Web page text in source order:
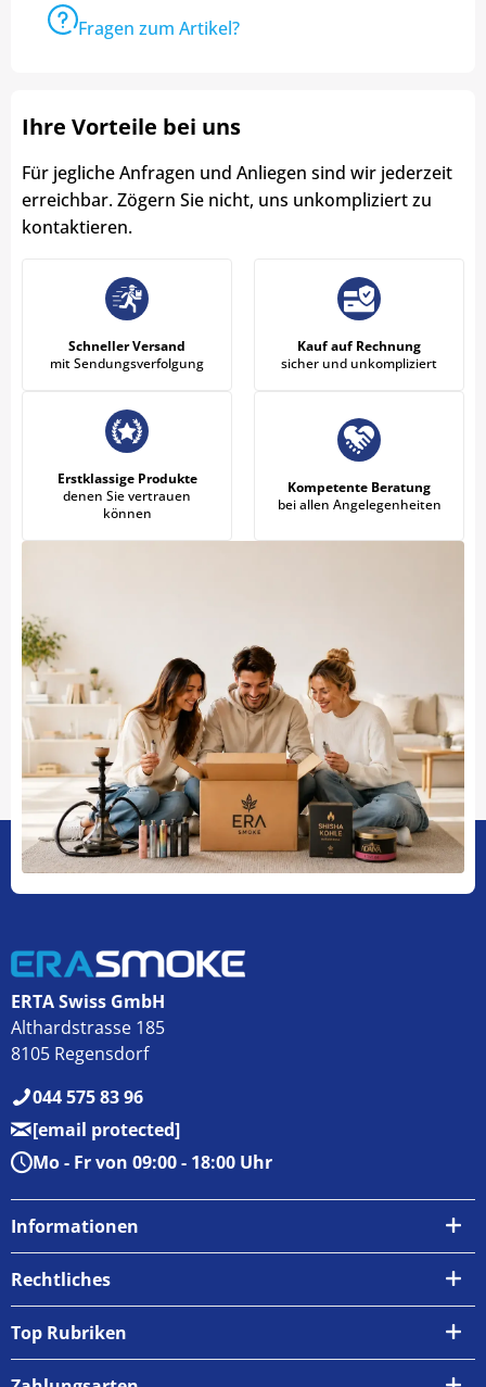
Fragen zum Artikel?
Ihre Vorteile bei uns
Für jegliche Anfragen und Anliegen sind wir jederzeit
erreichbar. Zögern Sie nicht, uns unkompliziert zu
kontaktieren.
Schneller Versand
mit Sendungsverfolgung
Kauf auf Rechnung
sicher und unkompliziert
Erstklassige Produkte
denen Sie vertrauen
können
Kompetente Beratung
bei allen Angelegenheiten
ERTA Swiss GmbH
Althardstrasse 185
8105 Regensdorf
044 575 83 96
[email protected]
Mo - Fr von 09:00 - 18:00 Uhr
Informationen
Über uns
Zahlungsarten
Rechtliches
AGB
Top Rubriken